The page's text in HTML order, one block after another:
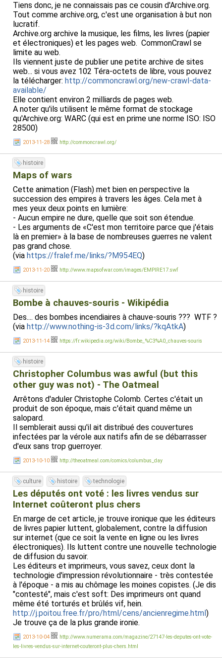
Tiens donc, je ne connaissais pas ce cousin d'Archive.org.
Tout comme archive.org, c'est une organisation à but non
lucratif.
Archive.org archive la musique, les films, les livres (papier
et électroniques) et les pages web. CommonCrawl se
limite au web.
Ils viennent juste de publier une petite archive de sites
web... si vous avez 102 Téra-octets de libre, vous pouvez
la télécharger: http://commoncrawl.org/new-crawl-data-
available/
Elle contient environ 2 milliards de pages web.
A noter qu'ils utilisent le même format de stockage
qu'Archive.org: WARC (qui est en prime une norme ISO: ISO
28500)
2013-11-28 http://commoncrawl.org/
histoire
Maps of wars
Cette animation (Flash) met bien en perspective la
succession des empires à travers les âges. Cela met à
mes yeux deux points en lumière:
- Aucun empire ne dure, quelle que soit son étendue.
- Les arguments de «C'est mon territoire parce que j'étais
là en premier» à la base de nombreuses guerres ne valent
pas grand chose.
(via https://fralef.me/links/?M954EQ)
2013-11-20 http://www.mapsofwar.com/images/EMPIRE17.swf
histoire
Bombe à chauves-souris - Wikipédia
Des.... des bombes incendiaires à chauve-souris ??? WTF ?
(via http://www.nothing-is-3d.com/links/?kqAtkA)
2013-11-14 https://fr.wikipedia.org/wiki/Bombe_%C3%A0_chauves-souris
histoire
Christopher Columbus was awful (but this
other guy was not) - The Oatmeal
Arrêtons d'aduler Christophe Colomb. Certes c'était un
produit de son époque, mais c'était quand même un
salopard.
Il semblerait aussi qu'il ait distribué des couvertures
infectées par la vérole aux natifs afin de se débarrasser
d'eux sans trop guerroyer.
2013-10-10 http://theoatmeal.com/comics/columbus_day
culture histoire technologie
Les députés ont voté : les livres vendus sur
Internet coûteront plus chers
En marge de cet article, je trouve ironique que les éditeurs
de livres papier luttent, globalement, contre la diffusion
sur internet (que ce soit la vente en ligne ou les livres
électroniques). Ils luttent contre une nouvelle technologie
de diffusion du savoir.
Les éditeurs et imprimeurs, vous savez, ceux dont la
technologie d'impression révolutionnaire - très contestée
à l'époque - a mis au chômage les moines copistes. (Je dis
"contesté", mais c'est soft: Des imprimeurs ont quand
même été torturés et brûlés vif, hein.
http://j.poitou.free.fr/pro/html/cens/ancienregime.html)
Je trouve ça de la plus grande ironie.
2013-10-04
http://www.numerama.com/magazine/27147-les-deputes-ont-vote-
les-livres-vendus-sur-internet-couteront-plus-chers.html